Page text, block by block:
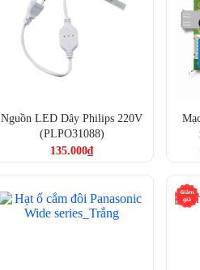
Nguồn LED Dây Philips 220V
(PLPO31088)
135.000₫